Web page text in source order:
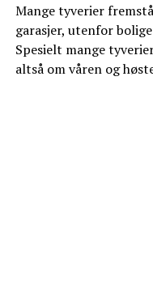
Mange tyverier
garasjer, utenfor
Spesielt mange
altså om våren og